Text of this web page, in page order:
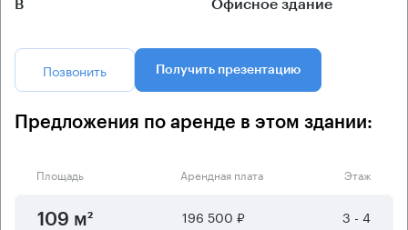
B Офисное здание
Позвонить Получить презентацию
Предложения по аренде в этом здании:
Площадь Арендная плата Этаж
109 м² 196 500 ₽ 3 - 4